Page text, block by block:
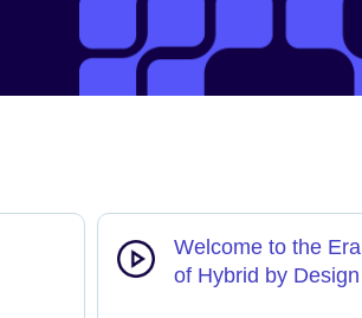
Welcome to the Era
of Hybrid by Design